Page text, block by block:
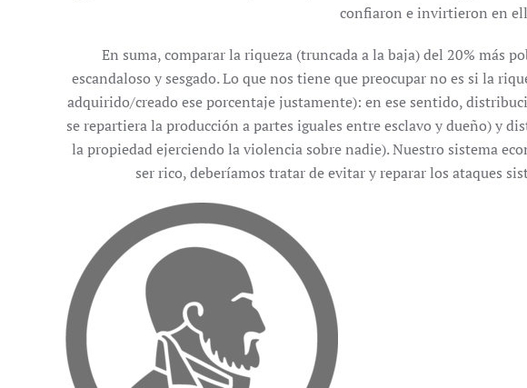
confiaron e invirtieron en
En suma, comparar la riqueza (truncada a la baja) del 20% más
escandaloso y sesgado. Lo que nos tiene que preocupar no es si la
adquirido/creado ese porcentaje justamente): en ese sentido,
se repartiera la producción a partes iguales entre esclavo y dueño) y
la propiedad ejerciendo la violencia sobre nadie). Nuestro sistema
ser rico, deberíamos tratar de evitar y reparar los ataques